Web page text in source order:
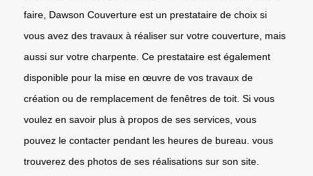
faire, Dawson Couverture est un prestataire de choix si
vous avez des travaux à réaliser sur votre couverture, mais
aussi sur votre charpente. Ce prestataire est également
disponible pour la mise en œuvre de vos travaux de
création ou de remplacement de fenêtres de toit. Si vous
voulez en savoir plus à propos de ses services, vous
pouvez le contacter pendant les heures de bureau. vous
trouverez des photos de ses réalisations sur son site.